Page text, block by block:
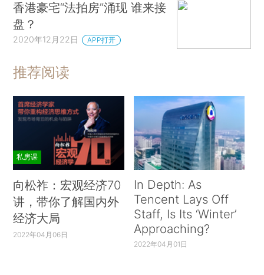
香港豪宅“法拍房”涌现 谁来接
盘？
2020年12月22日 APP打开
推荐阅读
私房课
向松祚：宏观经济70
讲，带你了解国内外
经济大局
2022年04月06日
In Depth: As
Tencent Lays Off
Staff, Is Its ‘Winter’
Approaching?
2022年04月01日